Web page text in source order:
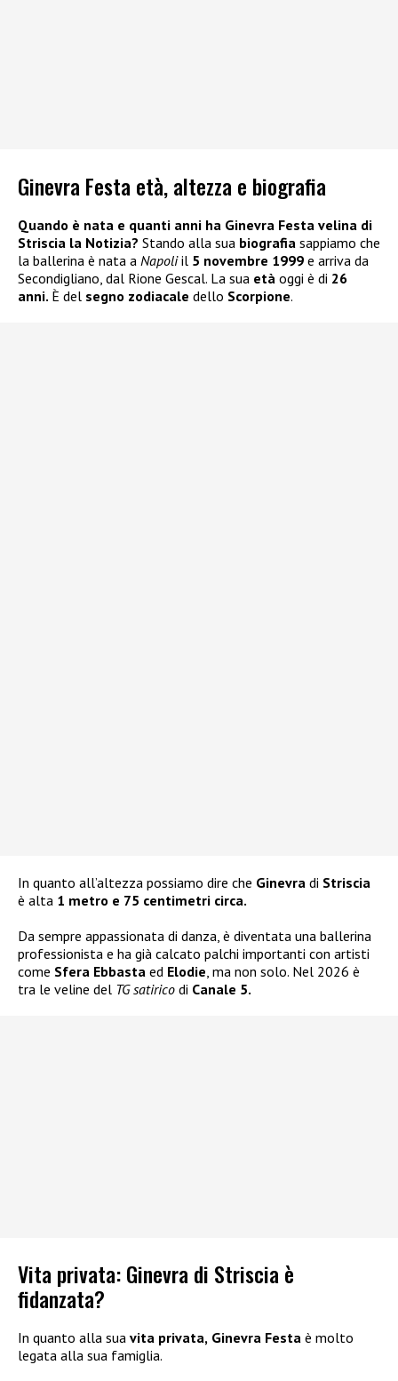
Ginevra Festa età, altezza e biografia
Quando è nata e quanti anni ha Ginevra Festa velina di
Striscia la Notizia? Stando alla sua biografia sappiamo che
la ballerina è nata a Napoliil 5 novembre 1999 e arriva da
Secondigliano, dal Rione Gescal. La sua età oggi è di 26
anni. È del segno zodiacale dello Scorpione.
In quanto all’altezza possiamo dire che Ginevra di Striscia
è alta 1 metro e 75 centimetri circa.
Da sempre appassionata di danza, è diventata una ballerina
professionista e ha già calcato palchi importanti con artisti
come Sfera Ebbasta ed Elodie , ma non solo. Nel 2026 è
tra le veline del TG satirico di Canale 5.
Vita privata: Ginevra di Striscia è
fidanzata?
In quanto alla sua vita privata, Ginevra Festa è molto
legata alla sua famiglia.